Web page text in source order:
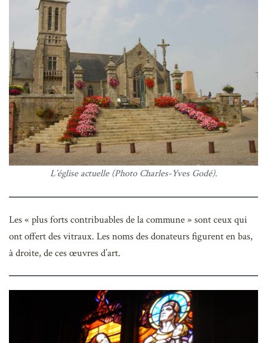
L’église actuelle (Photo Charles-Yves Godé).
Les « plus forts contribuables de la commune » sont ceux qui
ont offert des vitraux. Les noms des donateurs figurent en bas,
à droite, de ces œuvres d’art.